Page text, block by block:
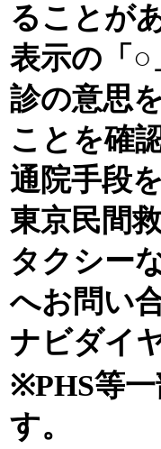
ることが
表示の「○
診の意思
ことを確
通院手段
東京民間
タクシー
へお問い
ナビダイ
※PHS等
す。